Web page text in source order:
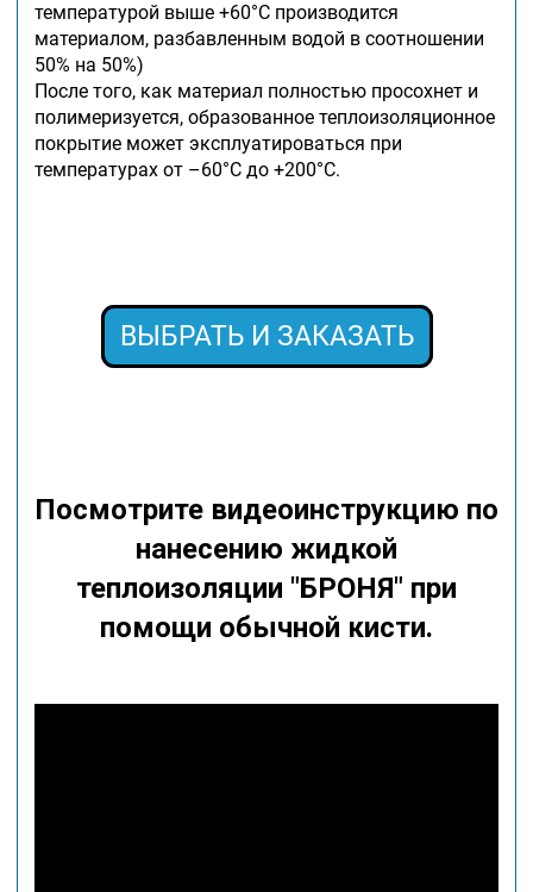
температурой выше +60°С производится
материалом, разбавленным водой в соотношении
50% на 50%)
После того, как материал полностью просохнет и
полимеризуется, образованное теплоизоляционное
покрытие может эксплуатироваться при
температурах от –60°С до +200°С.
ВЫБРАТЬ И ЗАКАЗАТЬ
Посмотрите видеоинструкцию по
нанесению жидкой
теплоизоляции "БРОНЯ" при
помощи обычной кисти.